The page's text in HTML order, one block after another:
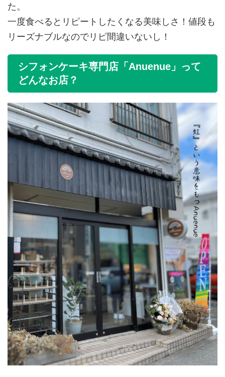
た。
一度食べるとリピートしたくなる美味しさ！値段も
リーズナブルなのでリピ間違いないし！
シフォンケーキ専門店「Anuenue」って
どんなお店？